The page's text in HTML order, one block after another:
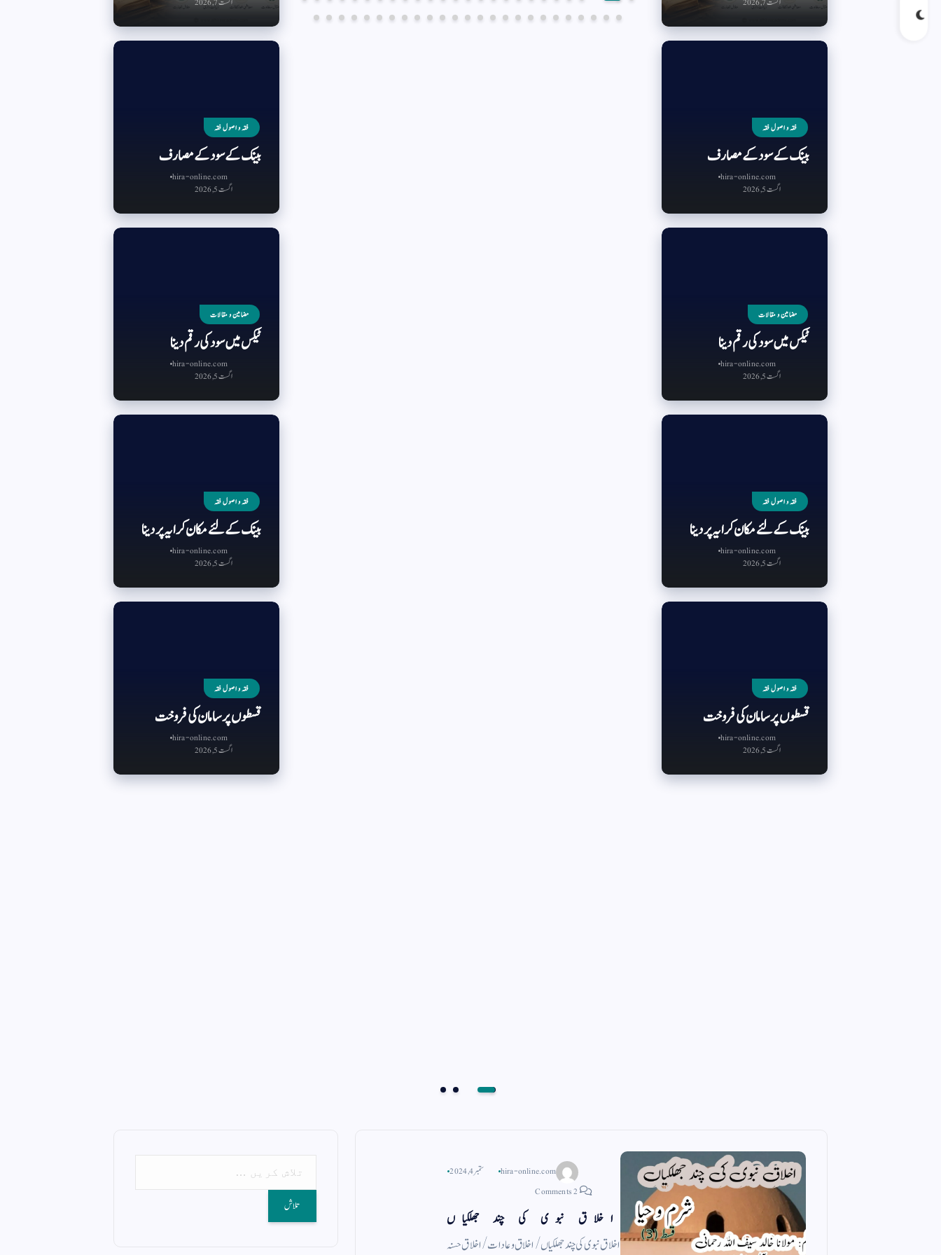
فقہ و اصول فقہ
بینک کے سود کے مصارف
hira-online.com
اگست 5, 2026
مضامین و مقالات
ٹیکس میں سود کی رقم دینا
hira-online.com
اگست 5, 2026
فقہ و اصول فقہ
بینک کے لئے مکان کرایہ پر دینا
hira-online.com
اگست 5, 2026
فقہ و اصول فقہ
قسطوں پر سامان کی فروخت
hira-online.com
اگست 5, 2026
فقہ و اصول فقہ
بینک کے سود کے مصارف
hira-online.com
اگست 5, 2026
مضامین و مقالات
ٹیکس میں سود کی رقم دینا
hira-online.com
اگست 5, 2026
فقہ و اصول فقہ
بینک کے لئے مکان کرایہ پر دینا
hira-online.com
اگست 5, 2026
فقہ و اصول فقہ
قسطوں پر سامان کی فروخت
hira-online.com
اگست 5, 2026
hira-online.com
ستمبر 4, 2024
اخلاق نبوی کی چند جھلکیاں
اخلاق نبوی کی چند جھلکیاں/ اخلاق و عادات/ اخلاق حسنہ